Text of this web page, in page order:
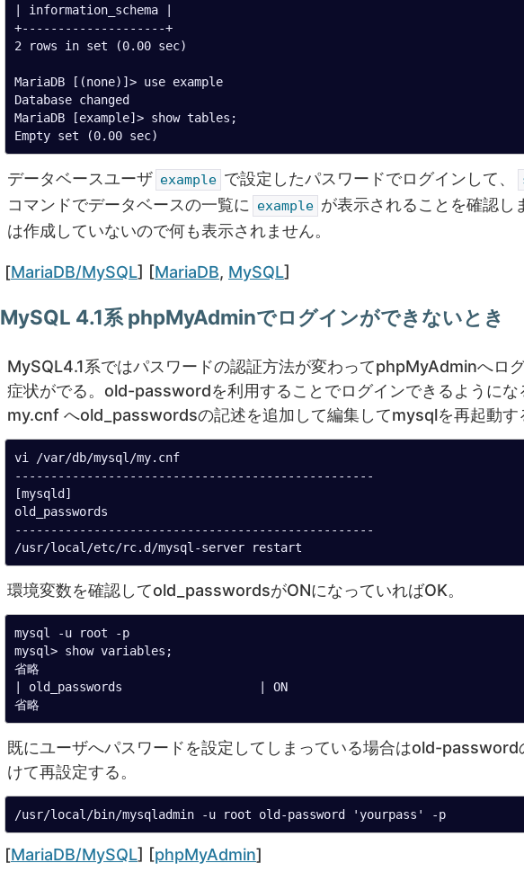
| information_schema |
+--------------------+
2 rows in set (0.00 sec)
MariaDB [(none)]> use example
Database changed
MariaDB [example]> show tables;
データベースユーザ example で設定したパスワードでログインして、
コマンドでデータベースの一覧に example が表示されることを確認し
は作成していないので何も表示されません。
[Categories
MariaDB/MySQL] [Tags
MariaDB, MySQL]
MySQL 4.1系 phpMyAdminでログインができないとき
MySQL4.1系ではパスワードの認証方法が変わってphpMyAdminへロ
症状がでる。old-passwordを利用することでログインできるようにな
my.cnf へold_passwordsの記述を追加して編集してmysqlを再起動す
vi /var/db/mysql/my.cnf
--------------------------------------------------
[mysqld]
old_passwords
--------------------------------------------------
環境変数を確認してold_passwordsがONになっていればOK。
mysql -u root -p
mysql> show variables;
省略
| old_passwords                   | ON
既にユーザへパスワードを設定してしまっている場合はold-password
けて再設定する。
[Categories
MariaDB/MySQL] [Tags
phpMyAdmin]